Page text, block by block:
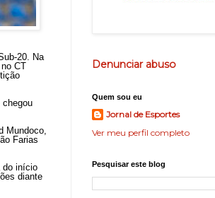
20. Na
CT
chegou
Mundoco,
Farias
do início
diante
Denunciar abuso
Quem sou eu
Jornal de Esportes
Ver meu perfil completo
Pesquisar este blog